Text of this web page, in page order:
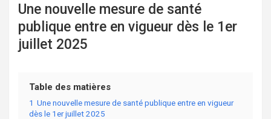
Une nouvelle mesure de santé
publique entre en vigueur dès le 1er
juillet 2025
Table des matières
1 Une nouvelle mesure de santé publique entre en vigueur
dès le 1er juillet 2025